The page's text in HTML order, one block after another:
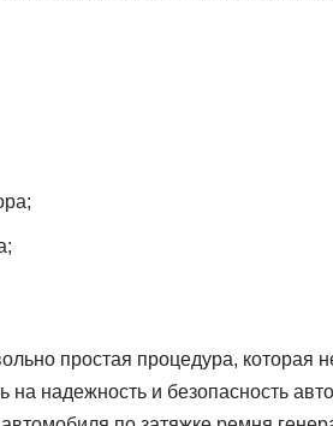
простая процедура, которая
надежность и безопасность